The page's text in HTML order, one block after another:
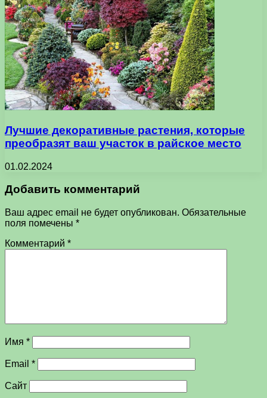
Лучшие декоративные растения, которые
преобразят ваш участок в райское место
01.02.2024
Добавить комментарий
Ваш адрес email не будет опубликован. Обязательные
поля помечены *
Комментарий *
Имя *
Email *
Сайт